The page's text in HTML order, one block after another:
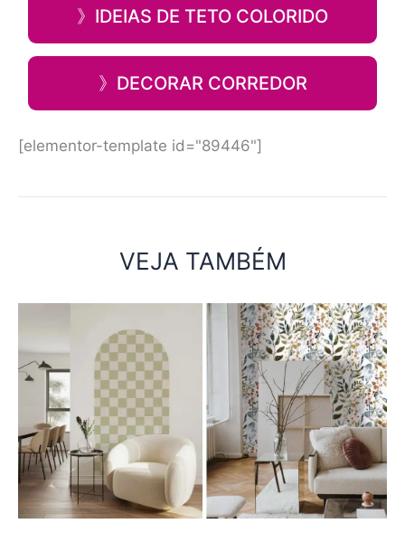
》IDEIAS DE TETO COLORIDO
》DECORAR CORREDOR
[elementor-template id="89446"]
VEJA TAMBÉM